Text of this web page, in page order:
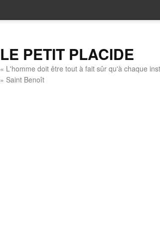
LE PETIT PLACIDE
« L'homme doit être tout à fait sûr qu'à chaque
» Saint Benoît